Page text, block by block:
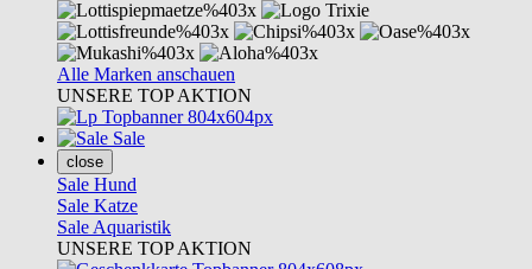
Alle Marken anschauen
UNSERE TOP AKTION
Sale
close
Sale Hund
Sale Katze
Sale Aquaristik
UNSERE TOP AKTION